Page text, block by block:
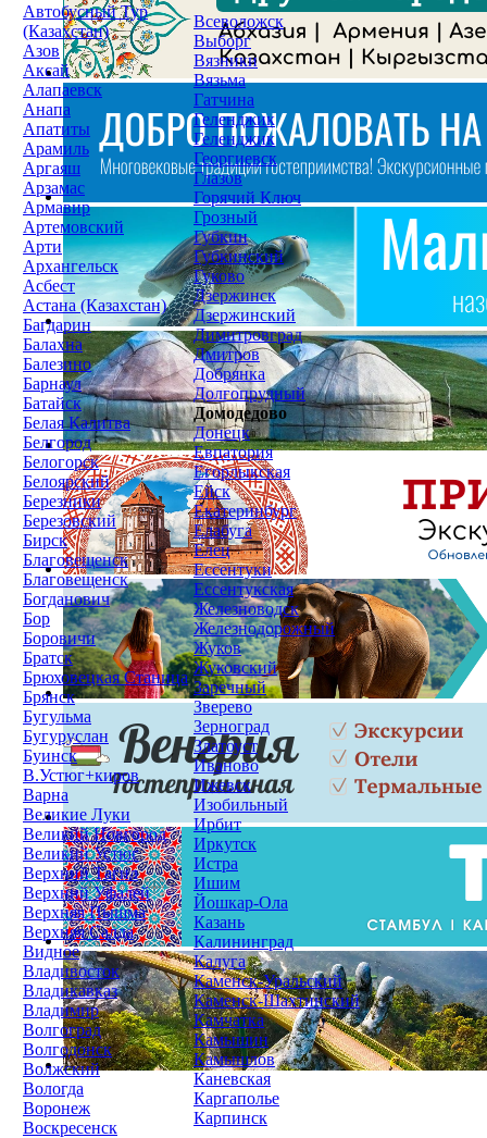
Автобусный Тур
(Казахстан)
Азов
Аксай
Алапаевск
Анапа
Апатиты
Арамиль
Аргаяш
Арзамас
Армавир
Артемовский
Арти
Архангельск
Асбест
Астана (Казахстан)
Багдарин
Балахна
Балезино
Барнаул
Батайск
Белая Калитва
Белгород
Белогорск
Белоярский
Березники
Березовский
Бирск
Благовещенск
Благовещенск
Богданович
Бор
Боровичи
Братск
Брюховецкая Станица
Брянск
Бугульма
Бугуруслан
Буинск
В.Устюг+киров
Варна
Великие Луки
Великий Новгород
Великий Устюг
Верхний Тагил
Верхний Уфалей
Верхняя Пышма
Верхняя Салда
Видное
Владивосток
Владикавказ
Владимир
Волгоград
Волгодонск
Волжский
Вологда
Воронеж
Воскресенск
Всеволожск
Выборг
Вязники
Вязьма
Гатчина
Геленджик
Геленджик
Георгиевск
Глазов
Горячий Ключ
Грозный
Губкин
Губкинский
Гуково
Дзержинск
Дзержинский
Димитровград
Дмитров
Добрянка
Долгопрудный
Домодедово
Донецк
Евпатория
Егорлыкская
Ейск
Екатеринбург
Елабуга
Елец
Ессентуки
Ессентукская
Железноводск
Железнодорожный
Жуков
Жуковский
Заречный
Зверево
Зерноград
Златоуст
Иваново
Ижевск
Изобильный
Ирбит
Иркутск
Истра
Ишим
Йошкар-Ола
Казань
Калининград
Калуга
Каменск-Уральский
Каменск-Шахтинский
Камчатка
Камышин
Камышлов
Каневская
Каргаполье
Карпинск